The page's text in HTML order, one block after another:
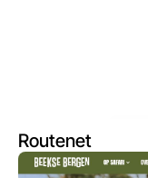
Routenet